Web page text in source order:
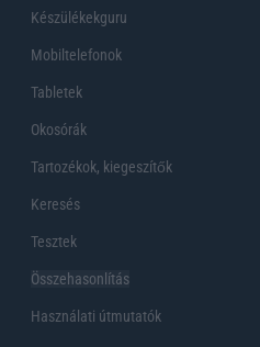
Készülékekguru
Mobiltelefonok
Tabletek
Okosórák
Tartozékok, kiegeszítők
Keresés
Tesztek
Összehasonlítás
Használati útmutatók